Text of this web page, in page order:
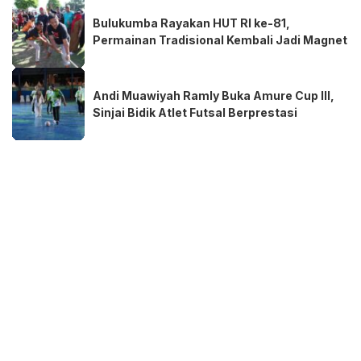
Bulukumba Rayakan HUT RI ke-81,
Permainan Tradisional Kembali Jadi Magnet
Andi Muawiyah Ramly Buka Amure Cup III,
Sinjai Bidik Atlet Futsal Berprestasi